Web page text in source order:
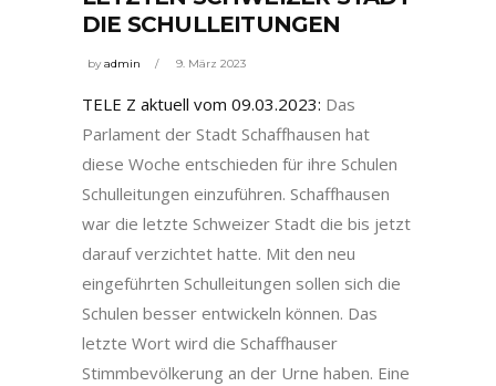
DIE SCHULLEITUNGEN
byadmin 9. März 2023
TELE Z aktuell vom 09.03.2023: Das
Parlament der Stadt Schaffhausen hat
diese Woche entschieden für ihre Schulen
Schulleitungen einzuführen. Schaffhausen
war die letzte Schweizer Stadt die bis jetzt
darauf verzichtet hatte. Mit den neu
eingeführten Schulleitungen sollen sich die
Schulen besser entwickeln können. Das
letzte Wort wird die Schaffhauser
Stimmbevölkerung an der Urne haben. Eine